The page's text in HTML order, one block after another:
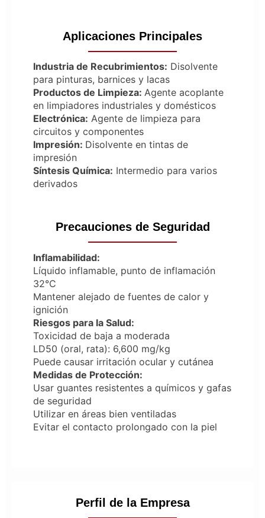
Aplicaciones Principales
Industria de Recubrimientos: Disolvente
para pinturas, barnices y lacas
Productos de Limpieza:Agente acoplante
en limpiadores industriales y domésticos
Electrónica: Agente de limpieza para
circuitos y componentes
Impresión: Disolvente en tintas de
impresión
Síntesis Química: Intermedio para varios
derivados
Precauciones de Seguridad
Inflamabilidad:
Líquido inflamable, punto de inflamación
32°C
Mantener alejado de fuentes de calor y
ignición
Riesgos para la Salud:
Toxicidad de baja a moderada
LD50 (oral, rata): 6,600 mg/kg
Puede causar irritación ocular y cutánea
Medidas de Protección:
Usar guantes resistentes a químicos y gafas
de seguridad
Utilizar en áreas bien ventiladas
Evitar el contacto prolongado con la piel
Perfil de la Empresa